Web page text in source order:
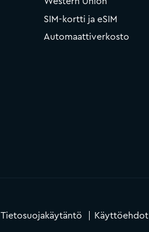
SIM-kortti ja eSIM
Automaattiverkosto
Tietosuojakäytäntö Käyttöehdot